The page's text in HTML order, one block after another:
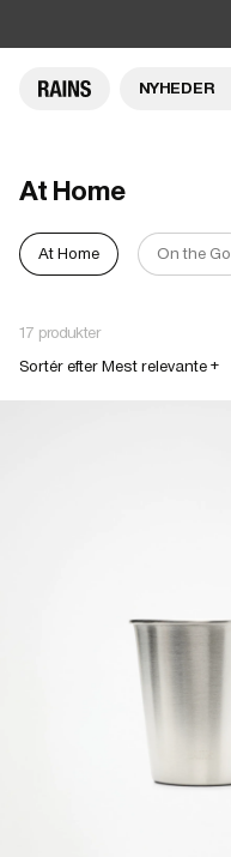
NYHEDER
At Home
At Home On the Go
17 produkter
Sortér efter Mest relevante +